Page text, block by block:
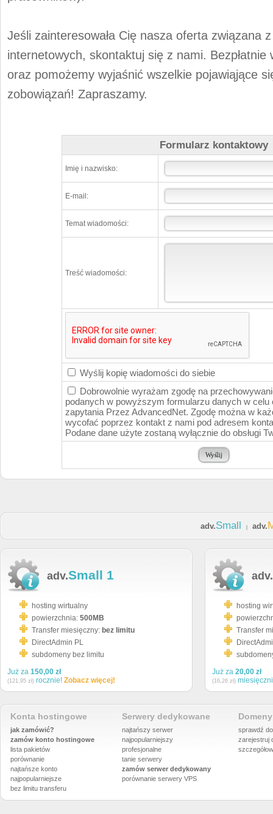
Jeśli zainteresowała Cię nasza oferta związana
internetowych, skontaktuj się z nami. Bezpłatnie
oraz pomożemy wyjaśnić wszelkie pojawiąjące
zobowiązań! Zapraszamy.
Formularz kontaktowy
Imię i nazwisko:
E-mail:
Temat wiadomości:
Treść wiadomości:
Wyślij kopię wiadomości do siebie
Dobrowolnie wyrażam zgodę na
podanych w powyższym formularzu danych w celu
zapytania Przez AdvancedNet. Zgodę można w
wycofać poprzez kontakt z nami pod adresem
Podane dane użyte zostaną wyłącznie do obsługi
adv.Small adv.
adv.Small 1
hosting wirtualny
powierzchnia: 500MB
Transfer miesięczny: bez limitu
DirectAdmin PL
subdomeny bez limitu
Już za 150,00 zł
(121,95 zł) rocznie! Zobacz więcej!
adv.
hosting
Transfer
Już za 20,00 zł
(16,26 zł)
Konta hostingowe
jak zamówić?
zamów konto hostingowe
lista pakietów
porównanie
najtańsze konto
najpopularniejsze
bez limitu transferu
Serwery dedykowane
najtańszy serwer
najpopularniejszy
profesjonalne
tanie serwery
zamów serwer dedykowany
porównanie serwery VPS
sprawdź
zarejestruj